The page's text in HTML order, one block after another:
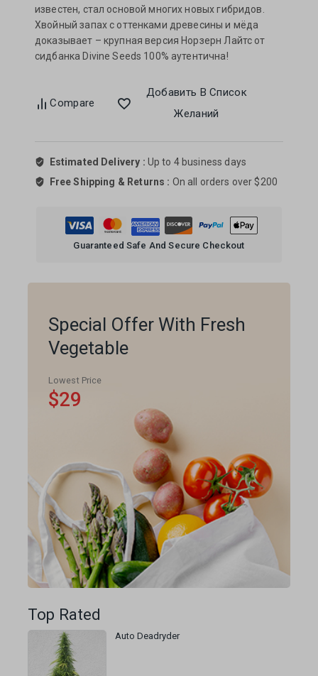
Special Offer With Fresh
Vegetable
Lowest Price
$29
Top Rated
Auto Deadryder
известен, стал основой многих новых гибридов.
Хвойный запах с оттенками древесины и мёда
доказывает – крупная версия Норзерн Лайтс от
сидбанка Divine Seeds 100% аутентична!
Compare
Добавить В Список
Желаний
Estimated Delivery : Up to 4 business days
Free Shipping & Returns : On all orders over $200
Guaranteed Safe And Secure Checkout